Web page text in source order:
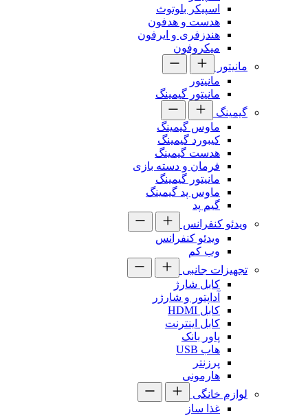
اسپیکر بلوتوث
هدست و هدفون
هندزفری و ایرفون
میکروفون
مانیتور
مانیتور
مانیتور گیمینگ
گیمینگ
ماوس گیمینگ
کیبورد گیمینگ
هدست گیمینگ
فرمان و دسته بازی
مانیتور گیمینگ
ماوس پد گیمینگ
گیم پد
ویدئو کنفرانس
ویدئو کنفرانس
وب کم
تجهیزات جانبی
کابل شارژ
آداپتور و شارژر
کابل HDMI
کابل اینترنت
پاور بانک
هاب USB
پرزنتر
هارمونی
لوازم خانگی
غذا ساز